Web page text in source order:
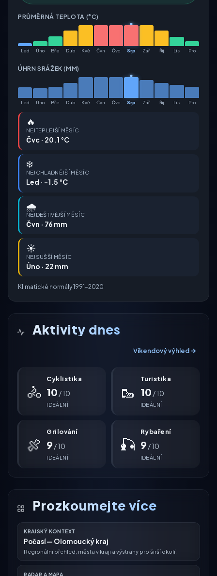
PRŮMĚRNÁ TEPLOTA (°C)
Led Úno Bře Dub Kvě Čvn Čvc Srp Zář Říj Lis Pro
ÚHRN SRÁŽEK (MM)
Led Úno Bře Dub Kvě Čvn Čvc Srp Zář Říj Lis Pro
🔥
NEJTEPLEJŠÍ MĚSÍC
Čvc · 20.1 °C
❄️
NEJCHLADNĚJŠÍ MĚSÍC
Led · -1.5 °C
🌧️
NEJDEŠTIVĚJŠÍ MĚSÍC
Čvn · 76 mm
☀️
NEJSUŠŠÍ MĚSÍC
Úno · 22 mm
Klimatické normály 1991–2020
Aktivity dnes
Víkendový výhled →
🚴
Cyklistika
10 / 10
IDEÁLNÍ
🥾
Turistika
10 / 10
IDEÁLNÍ
🍖
Grilování
9 / 10
IDEÁLNÍ
🎣
Rybaření
9 / 10
IDEÁLNÍ
Prozkoumejte více
KRAJSKÝ KONTEXT
Počasí — Olomoucký kraj
Regionální přehled, města v kraji a výstrahy pro širší okolí.
RADAR A MAPA